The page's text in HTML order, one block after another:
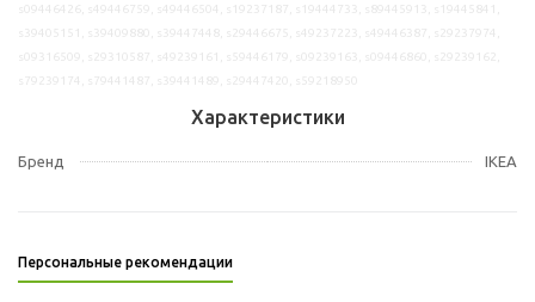
Характеристики
Бренд IKEA
Персональные рекомендации